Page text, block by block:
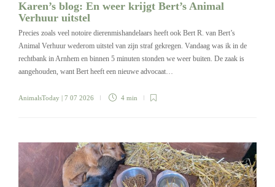
Karen’s blog: En weer krijgt Bert’s Animal
Verhuur uitstel
Precies zoals veel notoire dierenmishandelaars heeft ook Bert R. van Bert’s
Animal Verhuur wederom uitstel van zijn straf gekregen. Vandaag was ik in de
rechtbank in Arnhem en binnen 5 minuten stonden we weer buiten. De zaak is
aangehouden, want Bert heeft een nieuwe advocaat…
AnimalsToday | 7 07 2026 4 min